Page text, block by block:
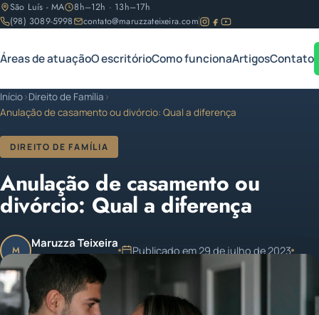
São Luís - MA
8h–12h · 13h–17h
(98) 3089-5998
contato@maruzzateixeira.com
Áreas de atuaçãoO escritórioComo funcionaArtigosContato
Início›Direito de Família ›
Anulação de casamento ou divórcio: Qual a diferença
DIREITO DE FAMÍLIA
Anulação de casamento ou
divórcio: Qual a diferença
M Maruzza Teixeira
OAB/MA 11.810
Publicado em 29 de julho de 2023
1 min de leitura